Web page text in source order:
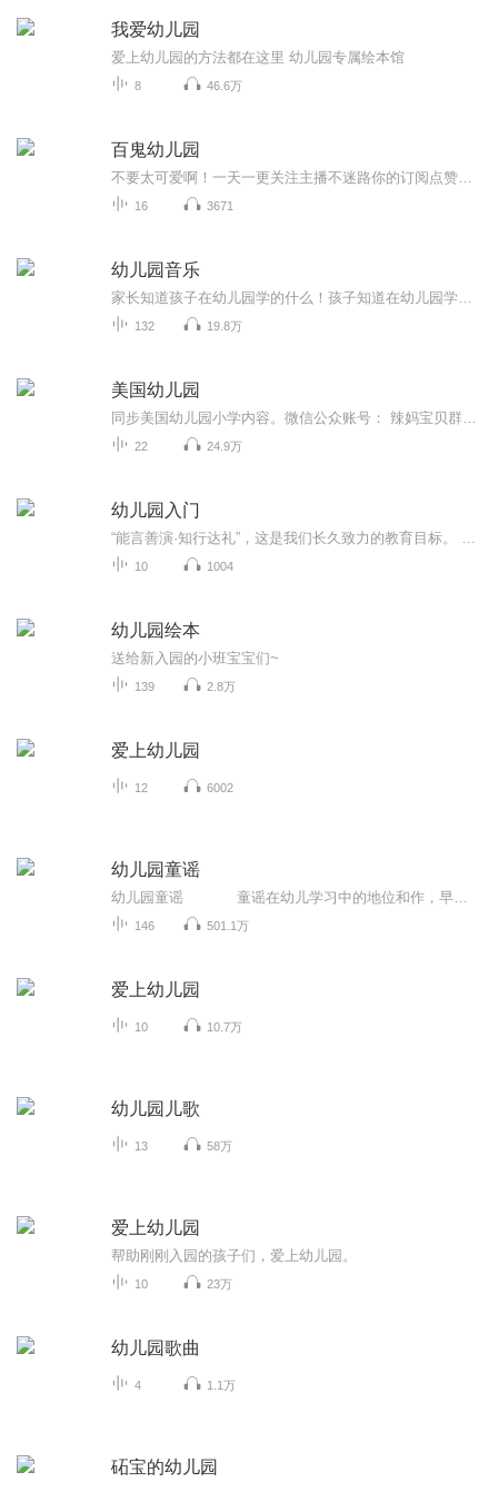
我爱幼儿园
爱上幼儿园的方法都在这里 幼儿园专属绘本馆
8 46.6万
百鬼幼儿园
16 3671
幼儿园音乐
132 19.8万
美国幼儿园
22 24.9万
幼儿园入门
10 1004
幼儿园绘本
送给新入园的小班宝宝们~
139 2.8万
爱上幼儿园
12 6002
幼儿园童谣
146 501.1万
爱上幼儿园
10 10.7万
幼儿园儿歌
13 58万
爱上幼儿园
帮助刚刚入园的孩子们，爱上幼儿园。
10 23万
幼儿园歌曲
4 1.1万
砳宝的幼儿园